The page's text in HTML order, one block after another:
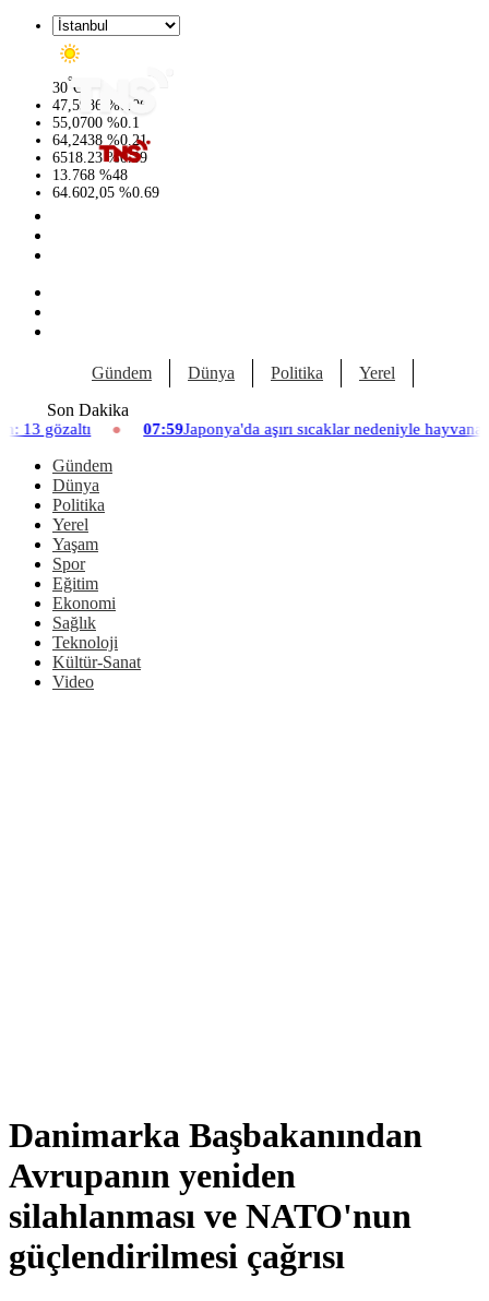
30°C
47,5986 %0.06
55,0700 %0.1
64,2438 %0.21
6518.23 %0.39
13.768 %48
64.602,05 %0.69
Gündem Dünya Politika Yerel
Son Dakika
07:59Japonya'da aşırı sıcaklar nedeniyle hayvanat bahçesinde üç
Gündem
Dünya
Politika
Yerel
Yaşam
Spor
Eğitim
Ekonomi
Sağlık
Teknoloji
Kültür-Sanat
Video
Danimarka Başbakanından
Avrupanın yeniden
silahlanması ve NATO'nun
güçlendirilmesi çağrısı